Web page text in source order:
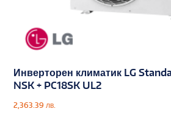
Инверторен климатик LG
NSK + PC18SK UL2
2,363.39 лв.